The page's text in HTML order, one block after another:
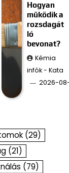
Hogyan
működik a
rozsdagát
ló
bevonat?
Kémia
infók - Kata
2026-
(29)
(21)
(79)